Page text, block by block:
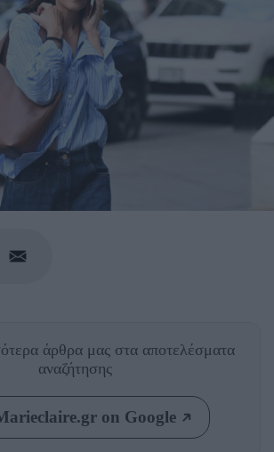
άρθρα μας στα αποτελέσματα
αναζήτησης
on Google